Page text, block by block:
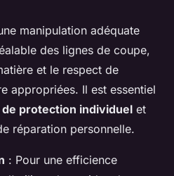
manipulation adéquate
des lignes de coupe,
et le respect de
appropriées. Il est essentiel
protection individuel et
réparation personnelle.
: Pour une efficience